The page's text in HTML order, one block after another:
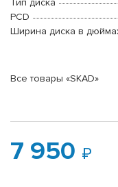
Тип диска
PCD
Ширина диска в
Все товары «SKAD»
7 950